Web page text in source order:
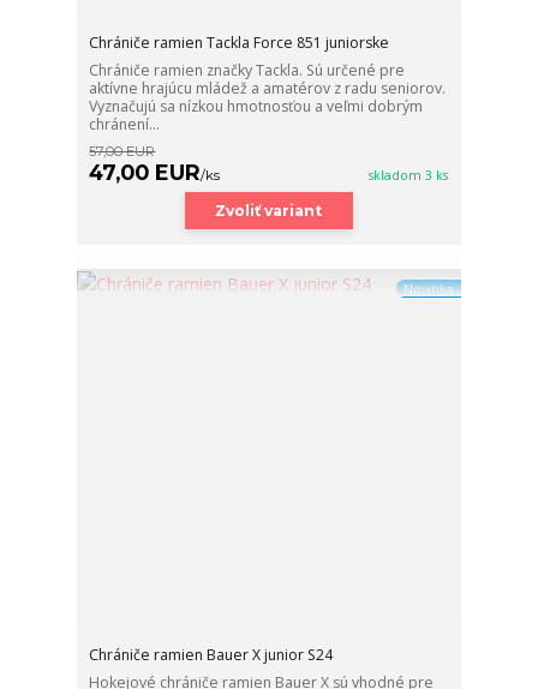
Chrániče ramien Tackla Force 851 juniorske
Chrániče ramien značky Tackla. Sú určené pre
aktívne hrajúcu mládež a amatérov z radu seniorov.
Vyznačujú sa nízkou hmotnosťou a veľmi dobrým
chránení...
57,00 EUR
47,00 EUR/ks skladom 3 ks
Zvoliť variant
Novinka
Chrániče ramien Bauer X junior S24
Hokejové chrániče ramien Bauer X sú vhodné pre